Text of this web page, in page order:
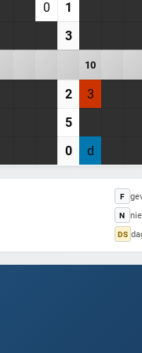
0 1
3
10
2 3
5
0 d
F
N
DS